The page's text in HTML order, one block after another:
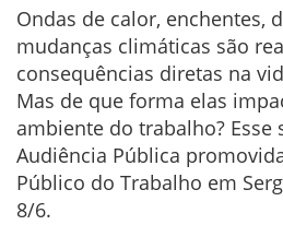
Ondas de calor, enchentes,
mudanças climáticas são
consequências diretas na
Mas de que forma elas
ambiente do trabalho? Esse
Audiência Pública
Público do Trabalho em
8/6.